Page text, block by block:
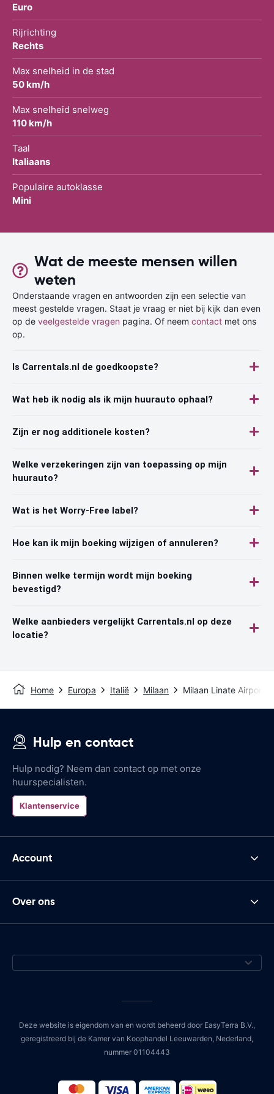
Euro
Rijrichting
Rechts
Max snelheid in de stad
50 km/h
Max snelheid snelweg
110 km/h
Taal
Italiaans
Populaire autoklasse
Mini
Wat de meeste mensen willen
weten
Onderstaande vragen en antwoorden zijn een selectie van
meest gestelde vragen. Staat je vraag er niet bij kijk dan even
op de veelgestelde vragen pagina. Of neem contact met ons
op.
Is Carrentals.nl de goedkoopste?
Wat heb ik nodig als ik mijn huurauto ophaal?
Zijn er nog additionele kosten?
Welke verzekeringen zijn van toepassing op mijn
huurauto?
Wat is het Worry-Free label?
Hoe kan ik mijn boeking wijzigen of annuleren?
Binnen welke termijn wordt mijn boeking
bevestigd?
Welke aanbieders vergelijkt Carrentals.nl op deze
locatie?
Home Europa Italië Milaan Milaan Linate Airport
Hulp en contact
Hulp nodig? Neem dan contact op met onze
huurspecialisten.
Klantenservice
Account
Over ons
Deze website is eigendom van en wordt beheerd door EasyTerra B.V.,
geregistreerd bij de Kamer van Koophandel Leeuwarden, Nederland,
nummer 01104443